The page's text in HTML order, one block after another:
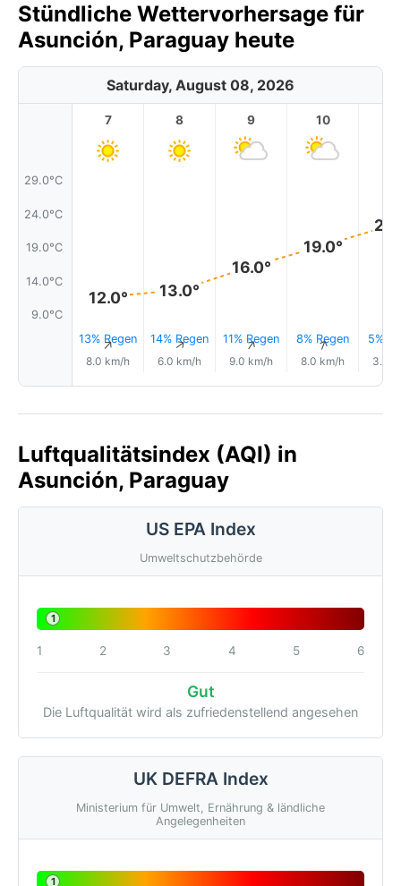
Stündliche Wettervorhersage für
Asunción, Paraguay heute
Saturday, August 08, 2026
29.0°C
24.0°C
19.0°C
14.0°C
9.0°C
7
12.0°
13% Regen
↑
8.0 km/h
8
13.0°
14% Regen
↑
6.0 km/h
9
16.0°
11% Regen
↑
9.0 km/h
10
19.0°
8% Regen
↑
8.0 km/h
5%
3.0
Luftqualitätsindex (AQI) in
Asunción, Paraguay
US EPA Index
Umweltschutzbehörde
1
1 2 3 4 5 6
Gut
Die Luftqualität wird als zufriedenstellend angesehen
UK DEFRA Index
Ministerium für Umwelt, Ernährung & ländliche
Angelegenheiten
1